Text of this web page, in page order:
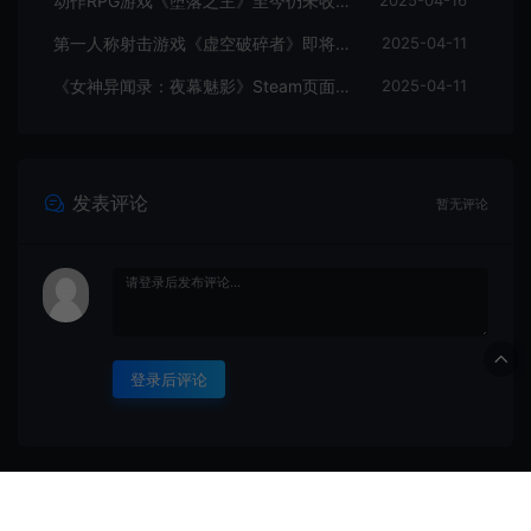
第一人称射击游戏《虚空破碎者》即将多平台上线 2025-04-11
《女神异闻录：夜幕魅影》Steam页面上线 2025-04-11
发表评论 暂无评论
登录后评论